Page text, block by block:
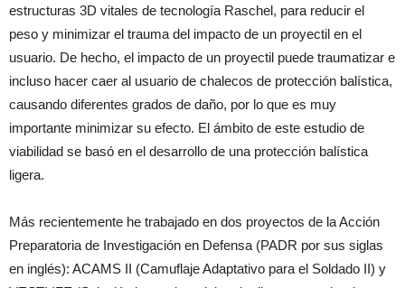
estructuras 3D vitales de tecnología Raschel, para reducir el
peso y minimizar el trauma del impacto de un proyectil en el
usuario. De hecho, el impacto de un proyectil puede traumatizar e
incluso hacer caer al usuario de chalecos de protección balística,
causando diferentes grados de daño, por lo que es muy
importante minimizar su efecto. El ámbito de este estudio de
viabilidad se basó en el desarrollo de una protección balística
ligera.
Más recientemente he trabajado en dos proyectos de la Acción
Preparatoria de Investigación en Defensa (PADR por sus siglas
en inglés): ACAMS II (Camuflaje Adaptativo para el Soldado II) y